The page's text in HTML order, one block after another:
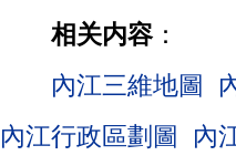
相关内容：
內江三維地圖
內江行政區劃圖
內